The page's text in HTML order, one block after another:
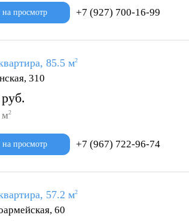
на просмотр +7 (927) 700-16-99
85.5 м2
310
м2
на просмотр +7 (967) 722-96-74
57.2 м2
60